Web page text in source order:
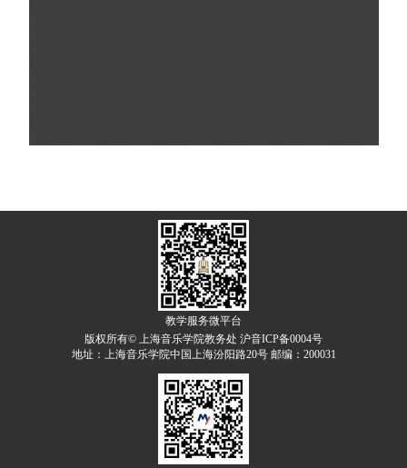
教学服务微平台
版权所有© 上海音乐学院教务处 沪音ICP备0004号
地址：上海音乐学院中国上海汾阳路20号 邮编：200031